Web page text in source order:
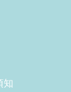
知